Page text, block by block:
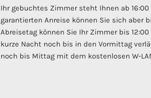
Ihr gebuchtes Zimmer steht Ihnen ab 16:00
garantierten Anreise können Sie sich aber
Abreisetag können Sie Ihr Zimmer bis
kurze Nacht noch bis in den Vormittag
noch bis Mittag mit dem kostenlosen W-